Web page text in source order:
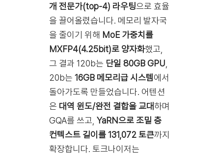
개 전문가(top-4) 라우팅으로 효율
을 끌어올렸습니다. 메모리 발자국
을 줄이기 위해 MoE 가중치를
MXFP4(4.25bit)로 양자화했고,
그 결과 120b는 단일 80GB GPU
20b는 16GB 메모리급 시스템에서
돌아가도록 만들었습니다. 어텐션
은 대역 윈도/완전 결합을 교대하며
GQA를 쓰고, YaRN으로 조밀 층
컨텍스트 길이를 131,072 토큰까지
확장합니다. 토크나이저는